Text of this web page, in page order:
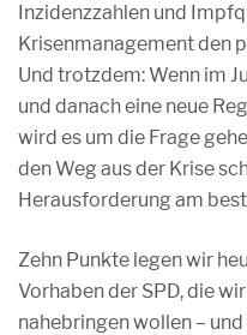
Inzidenzzahlen und
Krisenmanagement den
Und trotzdem: Wenn im
und danach eine neue
wird es um die Frage
den Weg aus der Krise
Herausforderung am
Zehn Punkte legen wir
Vorhaben der SPD, die
nahebringen wollen –